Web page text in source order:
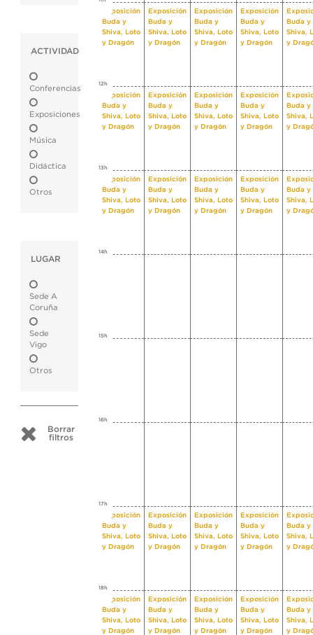
ACTIVIDAD
Conferencias
Exposiciones
Música
Didáctica
Otros
LUGAR
Sede A
Coruña
Sede
Vigo
Otros
Borrar
filtros
Exposición
Buda y
Shiva, Loto
y Dragón
Exposición
Buda y
Shiva, Loto
y Dragón
Exposición
Buda y
Shiva, Loto
y Dragón
Exposición
Buda y
Shiva, Loto
y Dragón
Buda y
Shiva,
y
12h
Exposición
Buda y
Shiva, Loto
y Dragón
Exposición
Buda y
Shiva, Loto
y Dragón
Exposición
Buda y
Shiva, Loto
y Dragón
Exposición
Buda y
Shiva, Loto
y Dragón
Buda y
Shiva,
y
13h
Exposición
Buda y
Shiva, Loto
y Dragón
Exposición
Buda y
Shiva, Loto
y Dragón
Exposición
Buda y
Shiva, Loto
y Dragón
Exposición
Buda y
Shiva, Loto
y Dragón
Buda y
Shiva,
y
14h
15h
16h
17h
Exposición
Buda y
Shiva, Loto
y Dragón
Exposición
Buda y
Shiva, Loto
y Dragón
Exposición
Buda y
Shiva, Loto
y Dragón
Exposición
Buda y
Shiva, Loto
y Dragón
Buda y
Shiva,
y
18h
Exposición
Buda y
Shiva, Loto
y Dragón
Exposición
Buda y
Shiva, Loto
y Dragón
Exposición
Buda y
Shiva, Loto
y Dragón
Exposición
Buda y
Shiva, Loto
y Dragón
Buda y
Shiva,
y